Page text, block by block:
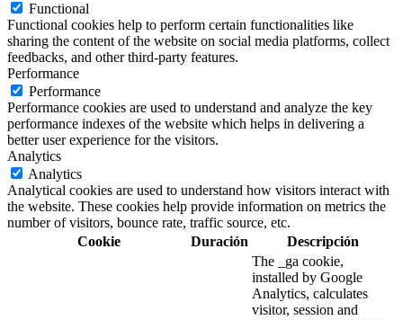
Functional
Functional cookies help to perform certain functionalities like
sharing the content of the website on social media platforms, collect
feedbacks, and other third-party features.
Performance
Performance
Performance cookies are used to understand and analyze the key
performance indexes of the website which helps in delivering a
better user experience for the visitors.
Analytics
Analytics
Analytical cookies are used to understand how visitors interact with
the website. These cookies help provide information on metrics the
number of visitors, bounce rate, traffic source, etc.
Cookie
Duración Descripción
The _ga cookie,
installed by Google
Analytics, calculates
visitor, session and